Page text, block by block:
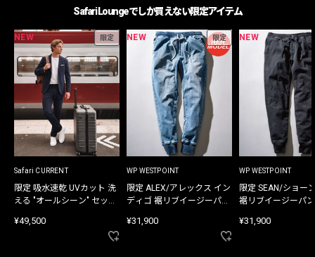
Safari Loungeでしか買えない限定アイテム
NEW 限定
Safari CURRENT
限定 吸水速乾 UVカット 洗
える "オールシーン" セット
¥49,500
NEW 限定
WP WESTPOINT
限定 ALEX/アレックス イン
ディゴ 裾リブイージーパン
¥31,900
NEW
WP WESTPOINT
限定 SEAN/ショー
裾リブイージーパ
¥31,900